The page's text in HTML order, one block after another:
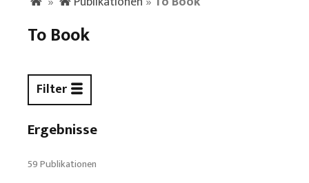
To Book
Filter
Ergebnisse
59 Publikationen